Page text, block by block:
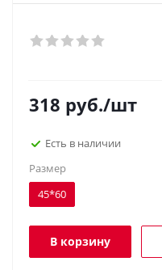
318 руб./шт
Есть в наличии
Размер
45*60
В корзину